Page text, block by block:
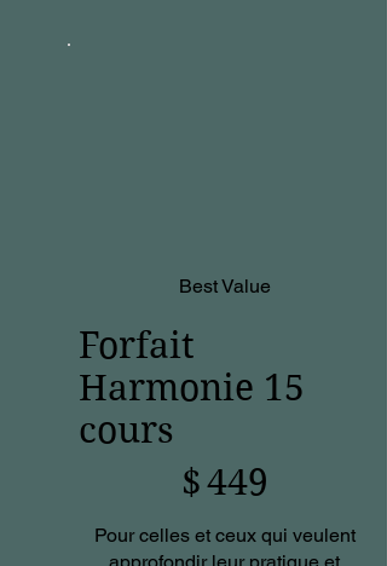
Best Value
Forfait
Harmonie 15
cours
$449
Pour celles et ceux qui veulent